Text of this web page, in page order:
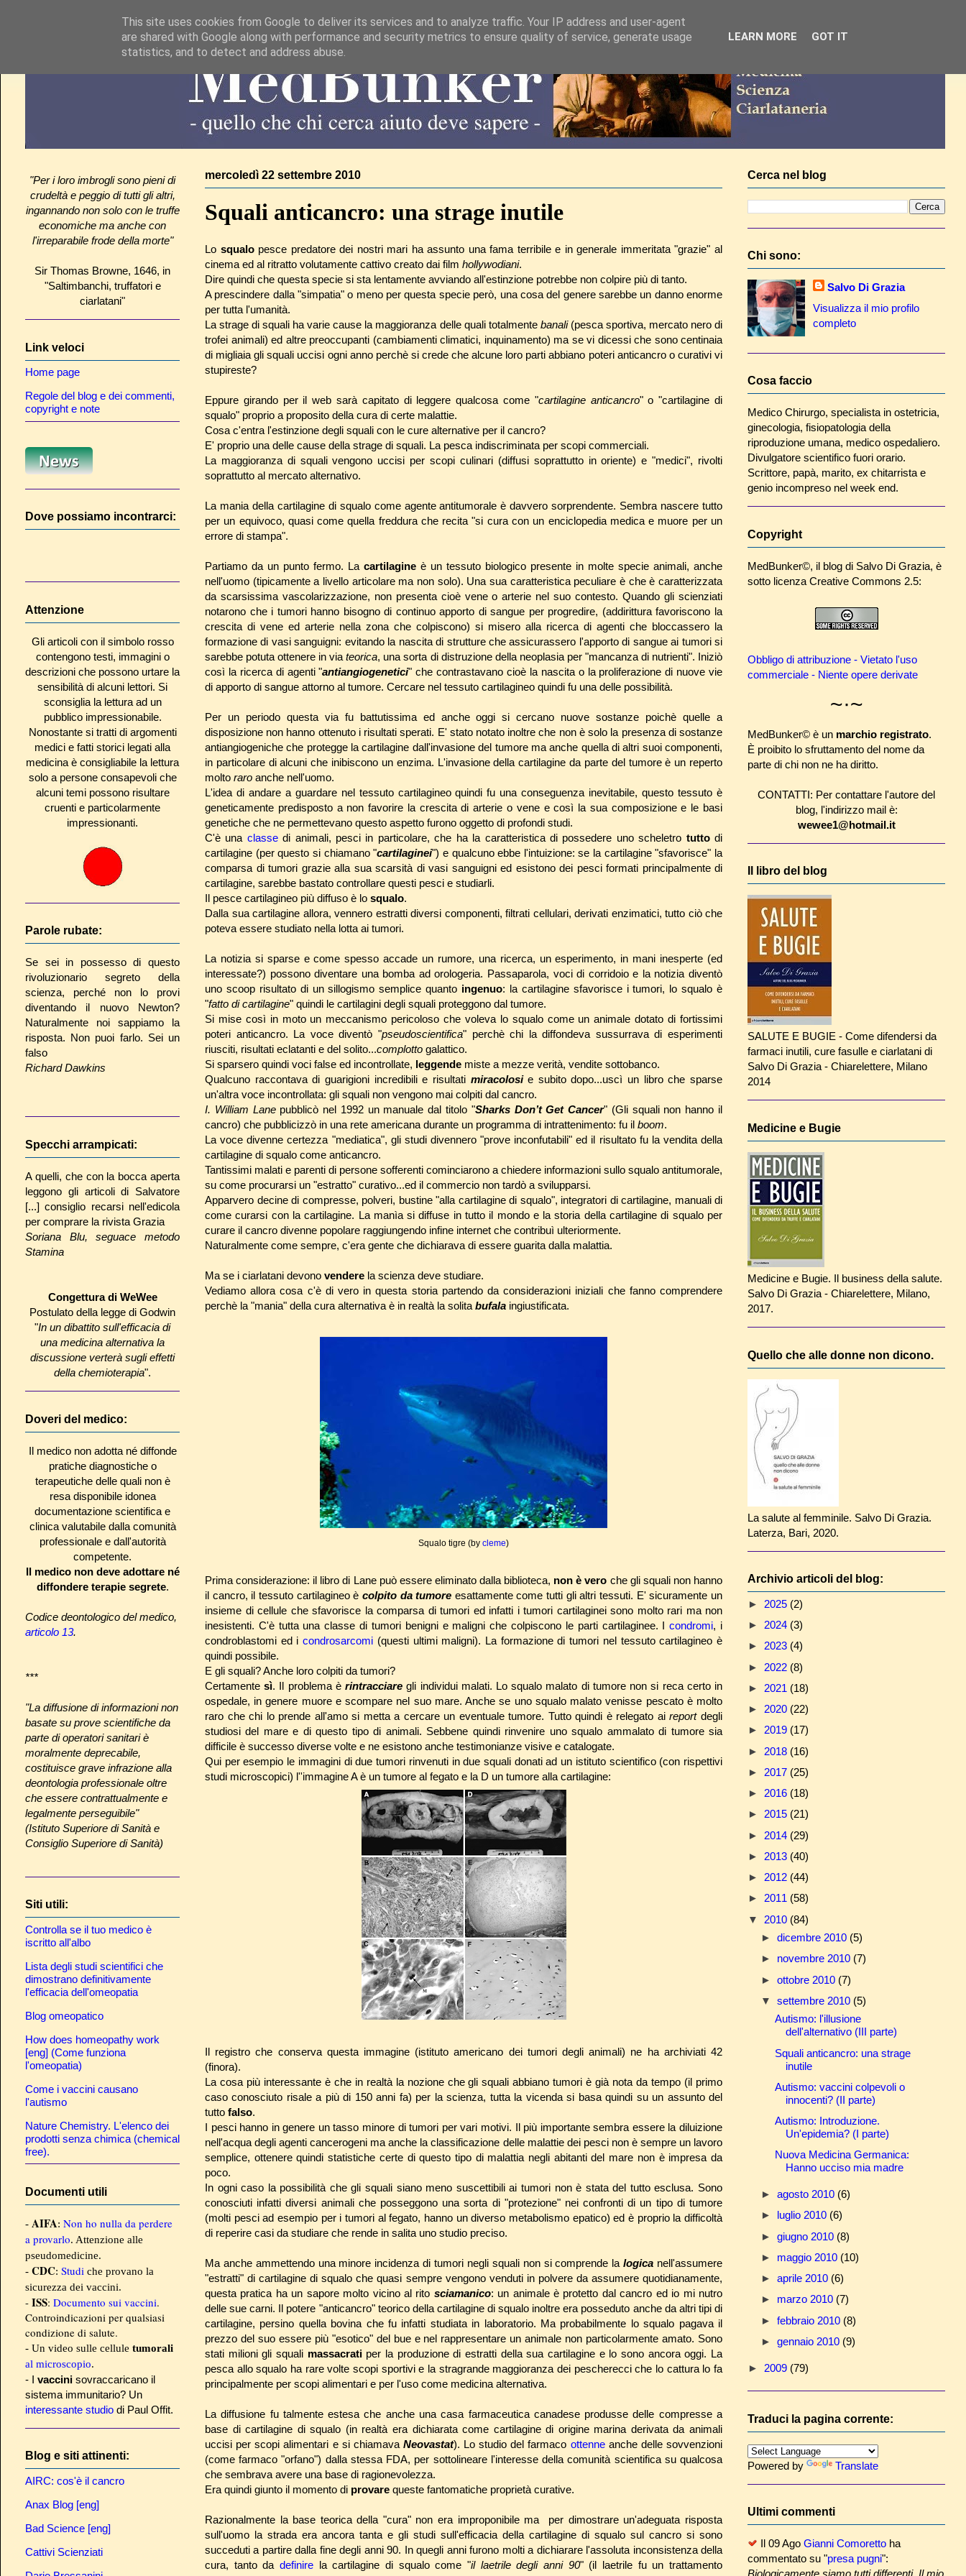
mercoledì 22 settembre 2010
Squali anticancro: una strage inutile
Lo squalo pesce predatore dei nostri mari ha assunto una fama terribile e in generale immeritata "grazie" al
cinema ed al ritratto volutamente cattivo creato dai film hollywodiani.
Dire quindi che questa specie si sta lentamente avviando all'estinzione potrebbe non colpire più di tanto.
A prescindere dalla "simpatia" o meno per questa specie però, una cosa del genere sarebbe un danno enorme
per tutta l'umanità.
La strage di squali ha varie cause la maggioranza delle quali totalmente banali (pesca sportiva, mercato nero di
trofei animali) ed altre preoccupanti (cambiamenti climatici, inquinamento) ma se vi dicessi che sono centinaia
di migliaia gli squali uccisi ogni anno perchè si crede che alcune loro parti abbiano poteri anticancro o curativi vi
stupireste?
Eppure girando per il web sarà capitato di leggere qualcosa come "cartilagine anticancro" o "cartilagine di
squalo" proprio a proposito della cura di certe malattie.
Cosa c'entra l'estinzione degli squali con le cure alternative per il cancro?
E' proprio una delle cause della strage di squali. La pesca indiscriminata per scopi commerciali.
La maggioranza di squali vengono uccisi per scopi culinari (diffusi soprattutto in oriente) e "medici", rivolti
soprattutto al mercato alternativo.
La mania della cartilagine di squalo come agente antitumorale è davvero sorprendente. Sembra nascere tutto
per un equivoco, quasi come quella freddura che recita "si cura con un enciclopedia medica e muore per un
errore di stampa".
Partiamo da un punto fermo. La cartilagine è un tessuto biologico presente in molte specie animali, anche
nell'uomo (tipicamente a livello articolare ma non solo). Una sua caratteristica peculiare è che è caratterizzata
da scarsissima vascolarizzazione, non presenta cioè vene o arterie nel suo contesto. Quando gli scienziati
notarono che i tumori hanno bisogno di continuo apporto di sangue per progredire, (addirittura favoriscono la
crescita di vene ed arterie nella zona che colpiscono) si misero alla ricerca di agenti che bloccassero la
formazione di vasi sanguigni: evitando la nascita di strutture che assicurassero l'apporto di sangue ai tumori si
sarebbe potuta ottenere in viateorica, una sorta di distruzione della neoplasia per "mancanza di nutrienti". Iniziò
così la ricerca di agenti "antiangiogenetici" che contrastavano cioè la nascita o la proliferazione di nuove vie
di apporto di sangue attorno al tumore. Cercare nel tessuto cartilagineo quindi fu una delle possibilità.
Per un periodo questa via fu battutissima ed anche oggi si cercano nuove sostanze poichè quelle a
disposizione non hanno ottenuto i risultati sperati. E' stato notato inoltre che non è solo la presenza di sostanze
antiangiogeniche che protegge la cartilagine dall'invasione del tumore ma anche quella di altri suoi componenti,
in particolare di alcuni che inibiscono un enzima. L'invasione della cartilagine da parte del tumore è un reperto
molto raro anche nell'uomo.
L'idea di andare a guardare nel tessuto cartilagineo quindi fu una conseguenza inevitabile, questo tessuto è
geneticamente predisposto a non favorire la crescita di arterie o vene e così la sua composizione e le basi
genetiche che ne permettevano questo aspetto furono oggetto di profondi studi.
C'è una classedi animali, pesci in particolare, che ha la caratteristica di possedere uno scheletro tuttodi
cartilagine (per questo si chiamano "cartilaginei") e qualcuno ebbe l'intuizione: se la cartilagine "sfavorisce" la
comparsa di tumori grazie alla sua scarsità di vasi sanguigni ed esistono dei pesci formati principalmente di
cartilagine, sarebbe bastato controllare questi pesci e studiarli.
Il pesce cartilagineo più diffuso è lo squalo.
Dalla sua cartilagine allora, vennero estratti diversi componenti, filtrati cellulari, derivati enzimatici, tutto ciò che
poteva essere studiato nella lotta ai tumori.
La notizia si sparse e come spesso accade un rumore, una ricerca, un esperimento, in mani inesperte (ed
interessate?) possono diventare una bomba ad orologeria. Passaparola, voci di corridoio e la notizia diventò
uno scoop risultato di un sillogismo semplice quanto ingenuo: la cartilagine sfavorisce i tumori, lo squalo è
"fatto di cartilagine" quindi le cartilagini degli squali proteggono dal tumore.
Si mise così in moto un meccanismo pericoloso che voleva lo squalo come un animale dotato di fortissimi
poteri anticancro. La voce diventò "pseudoscientifica" perchè chi la diffondeva sussurrava di esperimenti
riusciti, risultati eclatanti e del solito...complotto galattico.
Si sparsero quindi voci false ed incontrollate, leggende miste a mezze verità, vendite sottobanco.
Qualcuno raccontava di guarigioni incredibili e risultati miracolosie subito dopo...uscì un libro che sparse
un'altra voce incontrollata: gli squali non vengono mai colpiti dal cancro.
I. William Lanepubblicò nel 1992 un manuale dal titolo "Sharks Don’t Get Cancer" (Gli squali non hanno il
cancro) che pubblicizzò in una rete americana durante un programma di intrattenimento: fu il boom.
La voce divenne certezza "mediatica", gli studi divennero "prove inconfutabili" ed il risultato fu la vendita della
cartilagine di squalo come anticancro.
Tantissimi malati e parenti di persone sofferenti cominciarono a chiedere informazioni sullo squalo antitumorale,
su come procurarsi un "estratto" curativo...ed il commercio non tardò a svilupparsi.
Apparvero decine di compresse, polveri, bustine "alla cartilagine di squalo", integratori di cartilagine, manuali di
come curarsi con la cartilagine. La manìa si diffuse in tutto il mondo e la storia della cartilagine di squalo per
curare il cancro divenne popolare raggiungendo infine internet che contribuì ulteriormente.
Naturalmente come sempre, c'era gente che dichiarava di essere guarita dalla malattia.
Ma se i ciarlatani devono vendere la scienza deve studiare.
Vediamo allora cosa c'è di vero in questa storia partendo da considerazioni iniziali che fanno comprendere
perchè la "mania" della cura alternativa è in realtà la solita bufala ingiustificata.
Squalo tigre (by cleme)
Prima considerazione: il libro di Lane può essere eliminato dalla biblioteca, non è vero che gli squali non hanno
il cancro, il tessuto cartilagineo è colpito da tumore esattamente come tutti gli altri tessuti. E' sicuramente un
insieme di cellule che sfavorisce la comparsa di tumori ed infatti i tumori cartilaginei sono molto rari ma non
inesistenti. C'è tutta una classe di tumori benigni e maligni che colpiscono le parti cartilaginee. Icondromi, i
condroblastomi ed icondrosarcomi (questi ultimi maligni). La formazione di tumori nel tessuto cartilagineo è
quindi possibile.
E gli squali? Anche loro colpiti da tumori?
Certamentesì. Il problema èrintracciaregli individui malati. Lo squalo malato di tumore non si reca certo in
ospedale, in genere muore e scompare nel suo mare. Anche se uno squalo malato venisse pescato è molto
raro che chi lo prende all'amo si metta a cercare un eventuale tumore. Tutto quindi è relegato aireportdegli
studiosi del mare e di questo tipo di animali. Sebbene quindi rinvenire uno squalo ammalato di tumore sia
difficile è successo diverse volte e ne esistono anche testimonianze visive e catalogate.
Qui per esempio le immagini di due tumori rinvenuti in due squali donati ad un istituto scientifico (con rispettivi
studi microscopici) l''immagine A è un tumore al fegato e la D un tumore alla cartilagine:
Il registro che conserva questa immagine (istituto americano dei tumori degli animali) ne ha archiviati 42
(finora).
La cosa più interessante è che in realtà la nozione che gli squali abbiano tumori è già nota da tempo (il primo
caso conosciuto risale a più di 150 anni fa) per la scienza, tutta la vicenda si basa quindi su un assunto del
tutto falso.
I pesci hanno in genere un tasso minore di tumori per vari motivi. Il più importante sembra essere la diluizione
nell'acqua degli agenti cancerogeni ma anche la classificazione delle malattie dei pesci non è sempre un lavoro
semplice, ottenere quindi statistiche certe di questo tipo di malattia negli abitanti del mare non è impresa da
poco.
In ogni caso la possibilità che gli squali siano meno suscettibili ai tumori non è stata del tutto esclusa. Sono
conosciuti infatti diversi animali che posseggono una sorta di "protezione" nei confronti di un tipo di tumore
(molti pesci ad esempio per i tumori al fegato, hanno un diverso metabolismo epatico) ed è proprio la difficoltà
di reperire casi da studiare che rende in salita uno studio preciso.
Ma anche ammettendo una minore incidenza di tumori negli squali non si comprende lalogica nell'assumere
"estratti" di cartilagine di squalo che quasi sempre vengono venduti in polvere da assumere quotidianamente,
questa pratica ha un sapore molto vicino al rito sciamanico: un animale è protetto dal cancro ed io mi nutro
delle sue carni. Il potere "anticancro" teorico della cartilagine di squalo inoltre era posseduto anche da altri tipi di
cartilagine, persino quella bovina che fu infatti studiata in laboratorio. Ma probabilmente lo squalo pagava il
prezzo del suo essere più "esotico" del bue e nel rappresentare un animale non particolarmente amato. Sono
stati milioni gli squali massacrati per la produzione di estratti della sua cartilagine e lo sono ancora oggi. La
pesca allo squalo ha rare volte scopi sportivi e la stragrande maggioranza dei pescherecci che lo cattura lo fa
principalmente per scopi alimentari e per l'uso come medicina alternativa.
La diffusione fu talmente estesa che anche una casa farmaceutica canadese produsse delle compresse a
base di cartilagine di squalo (in realtà era dichiarata come cartilagine di origine marina derivata da animali
uccisi per scopi alimentari e si chiamava Neovastat). Lo studio del farmaco ottenneanche delle sovvenzioni
(come farmaco "orfano") dalla stessa FDA, per sottolineare l'interesse della comunità scientifica su qualcosa
che sembrava avere una base di ragionevolezza.
Era quindi giunto il momento di provare queste fantomatiche proprietà curative.
Razionalmente la base teorica della "cura" non era improponibile ma per dimostrare un'adeguata risposta
sull'uomo la strada era ancora tanta e gli studi sull'efficacia della cartilagine di squalo sul cancro si sono
succeduti a partire dalla fine degli anni 90. In quegli anni furono molti a dichiarare l'assoluta inconsistenza della
cura, tanto da definire la cartilagine di squalo come "il laetrile degli anni 90" (il laetrile fu un trattamento
"Per i loro imbrogli sono pieni di
crudeltà e peggio di tutti gli altri,
ingannando non solo con le truffe
economiche ma anche con
l'irreparabile frode della morte"
Sir Thomas Browne, 1646, in
"Saltimbanchi, truffatori e
ciarlatani"
Link veloci
Home page
Regole del blog e dei commenti,
copyright e note
Dove possiamo incontrarci:
Attenzione
Gli articoli con il simbolo rosso
contengono testi, immagini o
descrizioni che possono urtare la
sensibilità di alcuni lettori. Si
sconsiglia la lettura ad un
pubblico impressionabile.
Nonostante si tratti di argomenti
medici e fatti storici legati alla
medicina è consigliabile la lettura
solo a persone consapevoli che
alcuni temi possono risultare
cruenti e particolarmente
impressionanti.
Parole rubate:
Se sei in possesso di questo
rivoluzionario segreto della
scienza, perché non lo provi
diventando il nuovo Newton?
Naturalmente noi sappiamo la
risposta. Non puoi farlo. Sei un
falso
Richard Dawkins
Specchi arrampicati:
A quelli, che con la bocca aperta
leggono gli articoli di Salvatore
[...] consiglio recarsi nell'edicola
per comprare la rivista Grazia
Soriana Blu, seguace metodo
Stamina
Congettura di WeWee
Postulato della legge di Godwin
"In un dibattito sull'efficacia di
una medicina alternativa la
discussione verterà sugli effetti
della chemioterapia".
Doveri del medico:
Il medico non adotta né diffonde
pratiche diagnostiche o
terapeutiche delle quali non è
resa disponibile idonea
documentazione scientifica e
clinica valutabile dalla comunità
professionale e dall'autorità
competente.
Il medico non deve adottare né
diffondere terapie segrete.
Codice deontologico del medico,
articolo 13.
***
"La diffusione di informazioni non
basate su prove scientifiche da
parte di operatori sanitari è
moralmente deprecabile,
costituisce grave infrazione alla
deontologia professionale oltre
che essere contrattualmente e
legalmente perseguibile"
(Istituto Superiore di Sanità e
Consiglio Superiore di Sanità)
Siti utili:
Controlla se il tuo medico è
iscritto all'albo
Lista degli studi scientifici che
dimostrano definitivamente
l'efficacia dell'omeopatia
Blog omeopatico
How does homeopathy work
[eng] (Come funziona
l'omeopatia)
Come i vaccini causano
l'autismo
Nature Chemistry. L'elenco dei
prodotti senza chimica (chemical
free).
Documenti utili
- AIFA: Non ho nulla da perdere
a provarlo. Attenzione alle
pseudomedicine.
- CDC: Studi che provano la
sicurezza dei vaccini.
- ISS: Documento sui vaccini.
Controindicazioni per qualsiasi
condizione di salute.
- Un video sulle cellule tumorali
al microscopio.
- I vaccini sovraccaricano il
sistema immunitario? Un
interessante studio di Paul Offit.
Blog e siti attinenti:
AIRC: cos'è il cancro
Anax Blog [eng]
Bad Science [eng]
Cattivi Scienziati
Cerca nel blog
Chi sono:
Salvo Di Grazia
Visualizza il mio profilo
completo
Cosa faccio
Medico Chirurgo, specialista in ostetricia,
ginecologia, fisiopatologia della
riproduzione umana, medico ospedaliero.
Divulgatore scientifico fuori orario.
Scrittore, papà, marito, ex chitarrista e
genio incompreso nel week end.
Copyright
MedBunker©, il blog di Salvo Di Grazia, è
sotto licenza Creative Commons 2.5:
Obbligo di attribuzione - Vietato l'uso
commerciale - Niente opere derivate
~·~
MedBunker© è un marchio registrato.
È proibito lo sfruttamento del nome da
parte di chi non ne ha diritto.
CONTATTI: Per contattare l'autore del
blog, l'indirizzo mail è:
wewee1@hotmail.it
Il libro del blog
SALUTE E BUGIE - Come difendersi da
farmaci inutili, cure fasulle e ciarlatani di
Salvo Di Grazia - Chiarelettere, Milano
2014
Medicine e Bugie
Medicine e Bugie. Il business della salute.
Salvo Di Grazia - Chiarelettere, Milano,
2017.
Quello che alle donne non dicono.
La salute al femminile. Salvo Di Grazia.
Laterza, Bari, 2020.
Archivio articoli del blog:
► 2025 (2)
► 2024 (3)
► 2023 (4)
► 2022 (8)
► 2021 (18)
► 2020 (22)
► 2019 (17)
► 2018 (16)
► 2017 (25)
► 2016 (18)
► 2015 (21)
► 2014 (29)
► 2013 (40)
► 2012 (44)
► 2011 (58)
▼ 2010 (84)
► dicembre 2010 (5)
► novembre 2010 (7)
► ottobre 2010 (7)
▼ settembre 2010 (5)
Autismo: l'illusione
dell'alternativo (III parte)
Squali anticancro: una strage
inutile
Autismo: vaccini colpevoli o
innocenti? (II parte)
Autismo: Introduzione.
Un'epidemia? (I parte)
Nuova Medicina Germanica:
Hanno ucciso mia madre
► agosto 2010 (6)
► luglio 2010 (6)
► giugno 2010 (8)
► maggio 2010 (10)
► aprile 2010 (6)
► marzo 2010 (7)
► febbraio 2010 (8)
► gennaio 2010 (9)
► 2009 (79)
Traduci la pagina corrente:
Powered by Translate
Ultimi commenti
Il 09 Ago Gianni Comoretto ha
commentato su "presa pugni":
This site uses cookies from Google to deliver its services and to analyze traffic. Your IP address and user-agent
are shared with Google along with performance and security metrics to ensure quality of service, generate usage
statistics, and to detect and address abuse.
LEARN MORE GOT IT